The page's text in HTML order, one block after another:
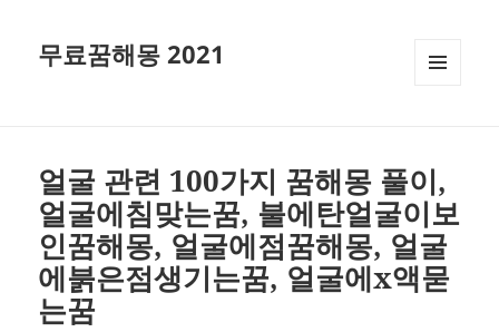
무료꿈해몽 2021
얼굴 관련 100가지 꿈해몽 풀이,
얼굴에침맞는꿈, 불에탄얼굴이보
인꿈해몽, 얼굴에점꿈해몽, 얼굴
에붉은점생기는꿈, 얼굴에x액묻
는꿈